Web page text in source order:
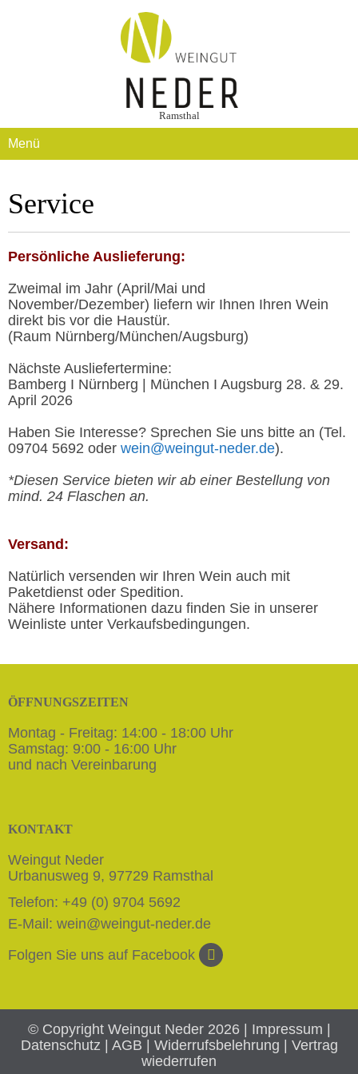
Ramsthal
Menü
Service
Persönliche Auslieferung:
Zweimal im Jahr (April/Mai und
November/Dezember) liefern wir Ihnen Ihren Wein
direkt bis vor die Haustür.
(Raum Nürnberg/München/Augsburg)
Nächste Ausliefertermine:
Bamberg I Nürnberg | München I Augsburg 28. & 29.
April 2026
Haben Sie Interesse? Sprechen Sie uns bitte an (Tel.
09704 5692 oder wein@weingut-neder.de).
*Diesen Service bieten wir ab einer Bestellung von
mind. 24 Flaschen an.
Versand:
Natürlich versenden wir Ihren Wein auch mit
Paketdienst oder Spedition.
Nähere Informationen dazu finden Sie in unserer
Weinliste unter Verkaufsbedingungen.
ÖFFNUNGSZEITEN
Montag - Freitag: 14:00 - 18:00 Uhr
Samstag: 9:00 - 16:00 Uhr
und nach Vereinbarung
KONTAKT
Weingut Neder
Urbanusweg 9, 97729 Ramsthal
Telefon: +49 (0) 9704 5692
E-Mail: wein@weingut-neder.de
Folgen Sie uns auf Facebook
© Copyright Weingut Neder 2026 | Impressum |
Datenschutz | AGB | Widerrufsbelehrung | Vertrag
wiederrufen